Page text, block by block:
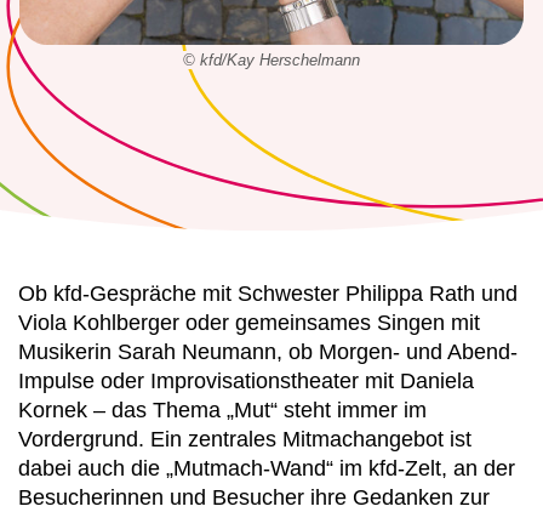
© kfd/Kay Herschelmann
Ob kfd-Gespräche mit Schwester Philippa Rath und
Viola Kohlberger oder gemeinsames Singen mit
Musikerin Sarah Neumann, ob Morgen- und Abend-
Impulse oder Improvisationstheater mit Daniela
Kornek – das Thema „Mut“ steht immer im
Vordergrund. Ein zentrales Mitmachangebot ist
dabei auch die „Mutmach-Wand“ im kfd-Zelt, an der
Besucherinnen und Besucher ihre Gedanken zur